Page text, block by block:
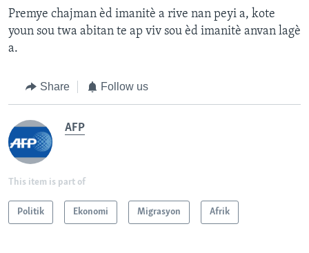
Premye chajman èd imanitè a rive nan peyi a, kote
youn sou twa abitan te ap viv sou èd imanitè anvan lagè
a.
Share Follow us
AFP
This item is part of
Politik Ekonomi Migrasyon Afrik